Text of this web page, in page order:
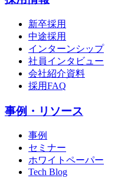
新卒採用
中途採用
インターンシップ
社員インタビュー
会社紹介資料
採用FAQ
事例・リソース
事例
セミナー
ホワイトペーパー
Tech Blog